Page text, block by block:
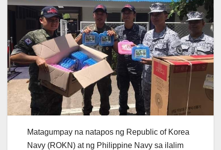
Matagumpay na natapos ng Republic of Korea
Navy (ROKN) at ng Philippine Navy sa ilalim